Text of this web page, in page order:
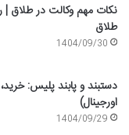
نکات مهم وکالت در طلاق |
طلاق
1404/09/30
دستبند و پابند پلیس:
اورجینال)
1404/09/29